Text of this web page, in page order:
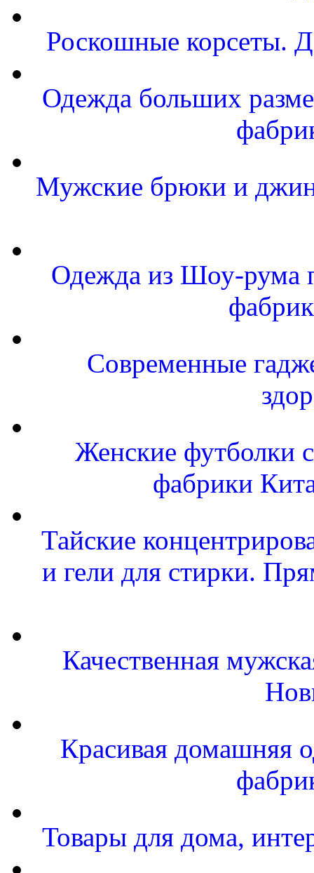
Роскошные корсеты.
Одежда больших
Мужские брюки и
Одежда из Шоу-рума
Современные
Женские футболки
фабрики
Тайские
и гели для стирки.
Качественная
Красивая домашняя
Товары для дома,